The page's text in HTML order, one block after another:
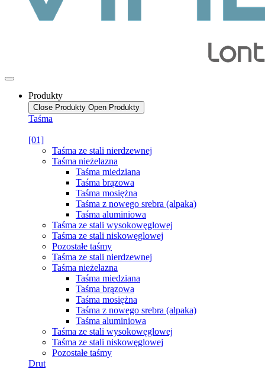
Produkty
Close Produkty Open Produkty
Taśma
[01]
Taśma ze stali nierdzewnej
Taśma nieżelazna
Taśma miedziana
Taśma brązowa
Taśma mosiężna
Taśma z nowego srebra (alpaka)
Taśma aluminiowa
Taśma ze stali wysokowęglowej
Taśma ze stali niskowęglowej
Pozostałe taśmy
Taśma ze stali nierdzewnej
Taśma nieżelazna
Taśma miedziana
Taśma brązowa
Taśma mosiężna
Taśma z nowego srebra (alpaka)
Taśma aluminiowa
Taśma ze stali wysokowęglowej
Taśma ze stali niskowęglowej
Pozostałe taśmy
Drut